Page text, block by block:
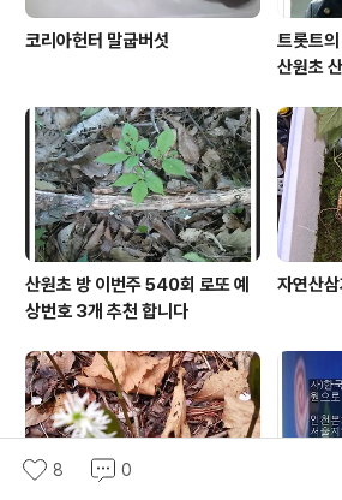
코리아헌터 말굽버섯
트롯트
산원초
산원초 방 이번주 540회 로또 예
상번호 3개 추천 합니다
자연산
8 0